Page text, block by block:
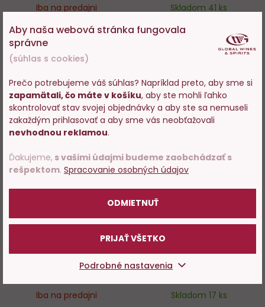
Iba na predajni
43,15 €
ZOBRAZIT
Skladom 41 ks
43,29 €
+
DO KOŠÍKA
Wine
Spectator
90
bodov
Hermitage "La Chapelle"
rouge 2018
Iba na predajni
obľúbených
Hermitage "La Chapelle"
rouge 2016
Skladom 17 ks
Aby naša webová stránka fungovala
správne
(súhlas s cookies)
Prečo potrebujeme váš súhlas? Napríklad preto, aby sme si
zapamätali, čo máte v košíku, aby ste mohli ľahko
skontrolovať stav svojej objednávky a aby ste sa nemuseli
zakaždým prihlasovať a aby sme vás neobťažovali
nevhodnou reklamou.
Ďakujeme, s vašimi údajmi budeme zaobchádzať s
rešpektom. Spracovanie osobných údajov
ODMIETNUŤ
PRIJAŤ VŠETKO
Podrobné nastavenia
Vstupujete na stránky s
predajom alkoholu. Prosím
potvrďte, že Vám už bolo 18